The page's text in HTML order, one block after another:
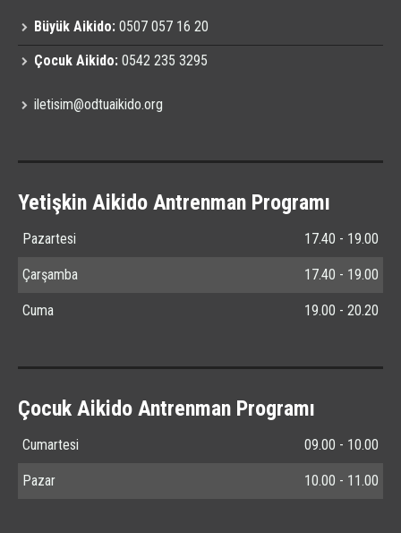
Büyük Aikido: 0507 057 16 20
Çocuk Aikido: 0542 235 3295
iletisim@odtuaikido.org
Yetişkin Aikido Antrenman Programı
Pazartesi 17.40 - 19.00
Çarşamba 17.40 - 19.00
Cuma 19.00 - 20.20
Çocuk Aikido Antrenman Programı
Cumartesi 09.00 - 10.00
Pazar 10.00 - 11.00